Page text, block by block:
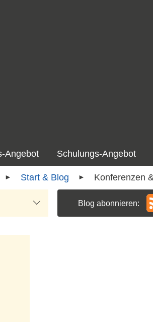
Angebot Schulungs-Angebot
Start & Blog Konferenzen
Blog abonnieren: